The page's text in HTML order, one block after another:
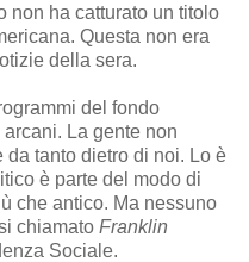
non ha catturato un titolo
Questa non era
della sera.
del fondo
La gente non
tanto dietro di noi. Lo è
è parte del modo di
che antico. Ma nessuno
chiamato Franklin
Sociale.